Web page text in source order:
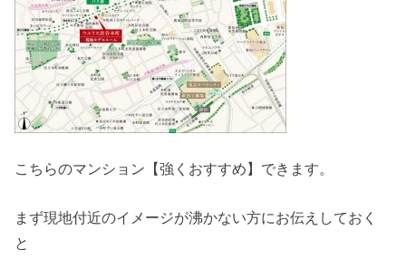
こちらのマンション【強くおすすめ】できます。
まず現地付近のイメージが沸かない方にお伝えしておく
と